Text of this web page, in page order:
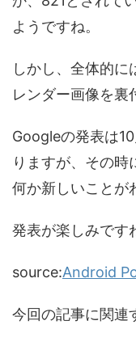
ようですね。
しかし、全体的
レンダー画像を裏
Googleの発表は
りますが、その時
何か新しいことが
発表が楽しみです
source:Android
今回の記事に関連